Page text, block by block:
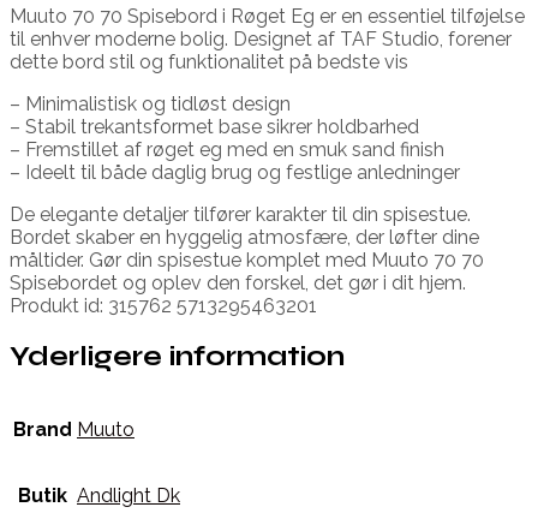
Muuto 70 70 Spisebord i Røget Eg er en essentiel tilføjelse
til enhver moderne bolig. Designet af TAF Studio, forener
dette bord stil og funktionalitet på bedste vis
– Minimalistisk og tidløst design
– Stabil trekantsformet base sikrer holdbarhed
– Fremstillet af røget eg med en smuk sand finish
– Ideelt til både daglig brug og festlige anledninger
De elegante detaljer tilfører karakter til din spisestue.
Bordet skaber en hyggelig atmosfære, der løfter dine
måltider. Gør din spisestue komplet med Muuto 70 70
Spisebordet og oplev den forskel, det gør i dit hjem.
Produkt id: 315762 5713295463201
Yderligere information
Brand Muuto
Butik Andlight Dk